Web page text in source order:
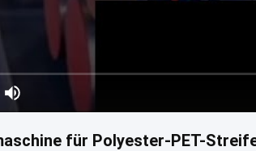
für Polyester-PET-